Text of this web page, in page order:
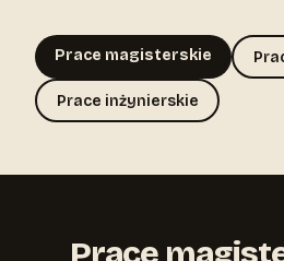
Prace magisterskie
Prace inżynierskie